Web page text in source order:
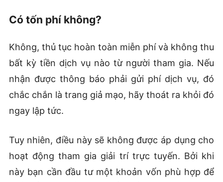
Có tốn phí không?
Không, thủ tục hoàn toàn miễn phí và không thu
bất kỳ tiền dịch vụ nào từ người tham gia. Nếu
nhận được thông báo phải gửi phí dịch vụ, đó
chắc chắn là trang giả mạo, hãy thoát ra khỏi đó
ngay lập tức.
Tuy nhiên, điều này sẽ không được áp dụng cho
hoạt động tham gia giải trí trực tuyến. Bởi khi
này bạn cần đầu tư một khoản vốn phù hợp để